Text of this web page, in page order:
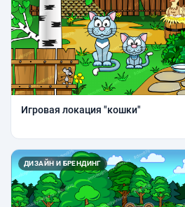
Игровая локация "кошки"
ДИЗАЙН И БРЕНДИНГ